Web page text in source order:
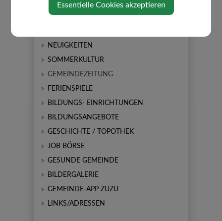
AKTUELLES
NEUIGKEITEN
SOMMERKULTUR
GEMEINDEZEITUNG
FERIENSPIELE
BILDUNGS- EINRICHTUNGEN
BILDUNGSANGEBOTE
GESCHICHTE / TOPOTHEK
JOB BÖRSE
GESUNDE GEMEINDE
BILDERGALERIE
GEMEINDE-APP ZUZU
LINKS/ADRESSEN
Essentielle Cookies akzeptieren